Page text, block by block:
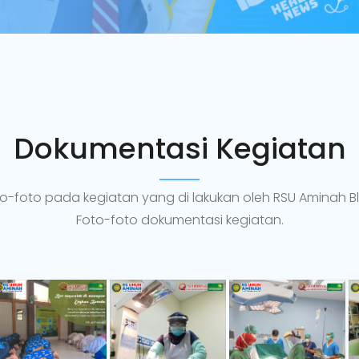
Dokumentasi Kegiatan
foto pada kegiatan yang di lakukan oleh RSU Aminah
Foto-foto dokumentasi kegiatan.